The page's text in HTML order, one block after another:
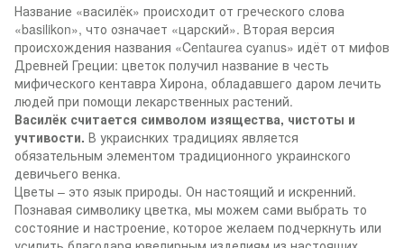
Название «василёк» происходит от греческого слова
«basilikon», что означает «царский». Вторая версия
происхождения названия «Centaurea cyanus» идёт от мифов
Древней Греции: цветок получил название в честь
мифического кентавра Хирона, обладавшего даром лечить
людей при помощи лекарственных растений.
Василёк считается символом изящества, чистоты и
учтивости. В украиснких традициях является
обязательным элементом традиционного украинского
девичьего венка.
Цветы – это язык природы. Он настоящий и искренний.
Познавая символику цветка, мы можем сами выбрать то
состояние и настроение, которое желаем подчеркнуть или